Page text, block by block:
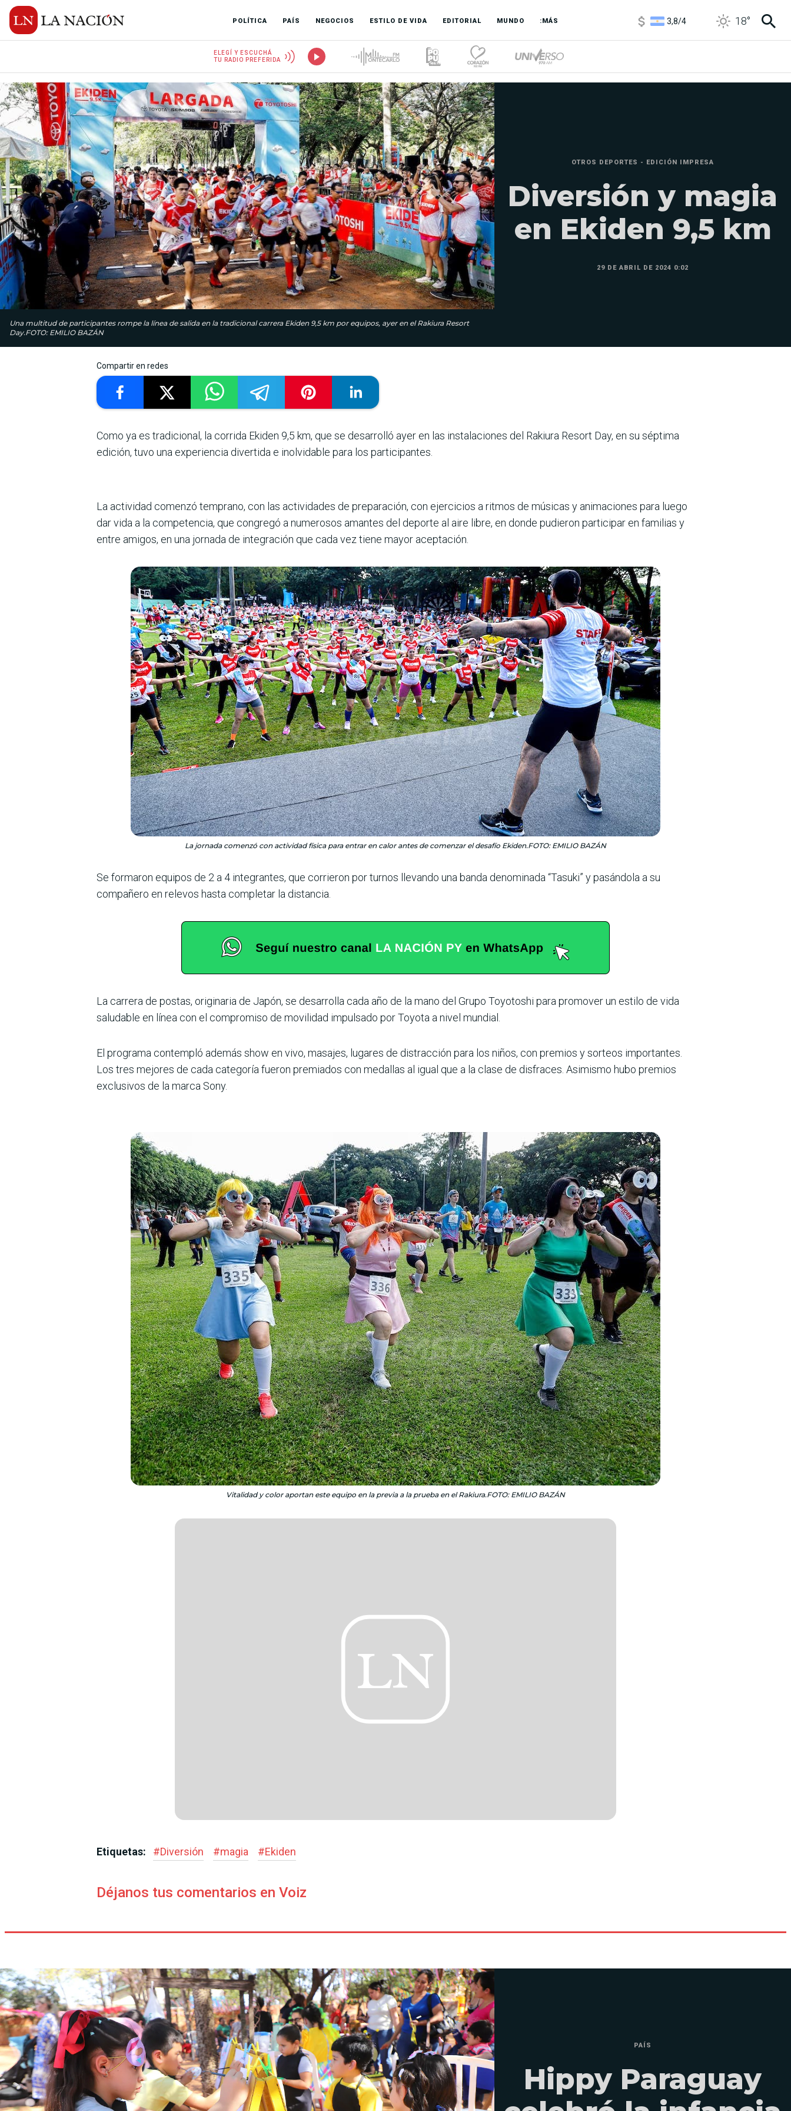
POLÍTICA PAÍS NEGOCIOS ESTILO DE VIDA EDITORIAL MUNDO :MÁS
6850/ 18°
ELEGÍ Y ESCUCHÁ
TU RADIO PREFERIDA
Una multitud de participantes rompe la línea de salida en la tradicional carrera Ekiden 9,5 km por equipos, ayer en el Rakiura Resort
Day.FOTO: EMILIO BAZÁN
OTROS DEPORTES - EDICIÓN IMPRESA
Diversión y magia
en Ekiden 9,5 km
29 DE ABRIL DE 2024 0:02
Compartir en redes
Como ya es tradicio­nal, la corrida Eki­den 9,5 km, que se desarrolló ayer en las insta­laciones del Rakiura Resort Day, en su séptima
edición, tuvo una experiencia diver­tida e inolvidable para los participantes.
La actividad comenzó tem­prano, con las actividades de preparación, con ejer­cicios a ritmos de músicas y animaciones para luego
dar vida a la competencia, que congregó a numero­sos amantes del deporte al aire libre, en donde pudie­ron participar en familias y
entre amigos, en una jor­nada de integración que cada vez tiene mayor acep­tación.
La jornada comenzó con actividad física para entrar en calor antes de comenzar el desafío Ekiden.FOTO: EMILIO BAZÁN
Se formaron equipos de 2 a 4 integrantes, que corrie­ron por turnos llevando una banda denominada “Tasuki” y pasándola a su
compañero en relevos hasta completar la distancia.
La carrera de postas, ori­ginaria de Japón, se desa­rrolla cada año de la mano del Grupo Toyotoshi para promover un estilo de vida
saludable en línea con el compromiso de movilidad impulsado por Toyota a nivel mundial.
El programa contempló ade­más show en vivo, masajes, lugares de distracción para los niños, con premios y sorteos importantes.
Los tres mejores de cada categoría fueron pre­miados con medallas al igual que a la clase de disfraces. Asi­mismo hubo premios
exclusi­vos de la marca Sony.
Vitalidad y color aportan este equipo en la previa a la prueba en el Rakiura.FOTO: EMILIO BAZÁN
Etiquetas: #Diversión #magia #Ekiden
Déjanos tus comentarios en Voiz
PAÍS
Hippy Paraguay